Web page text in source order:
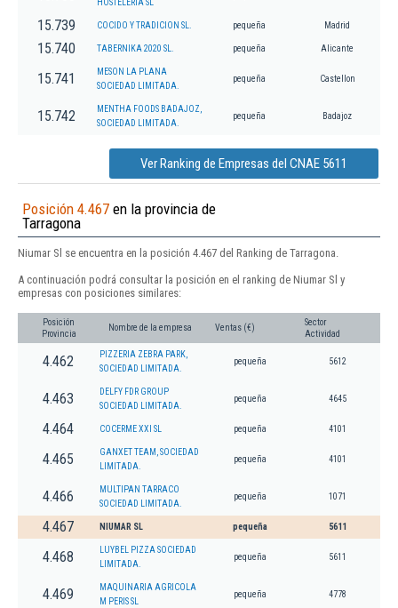
HOSTELERIA SL
15.739 COCIDO Y TRADICION SL. pequeña Madrid
15.740 TABERNIKA 2020 SL. pequeña Alicante
15.741
MESON LA PLANA
SOCIEDAD LIMITADA.
pequeña Castellon
15.742
MENTHA FOODS BADAJOZ,
SOCIEDAD LIMITADA.
pequeña Badajoz
Ver Ranking de Empresas del CNAE 5611
Posición 4.467 en la provincia de
Tarragona
Niumar Sl se encuentra en la posición 4.467 del Ranking de Tarragona.
A continuación podrá consultar la posición en el ranking de Niumar Sl y
empresas con posiciones similares:
Posición
Provincia
Nombre de la empresa Ventas (€)
Sector
Actividad
4.462
PIZZERIA ZEBRA PARK,
SOCIEDAD LIMITADA.
pequeña 5612
4.463
DELFY FDR GROUP
SOCIEDAD LIMITADA.
pequeña 4645
4.464 COCERME XXI SL pequeña 4101
4.465
GANXET TEAM, SOCIEDAD
LIMITADA.
pequeña 4101
4.466
MULTIPAN TARRACO
SOCIEDAD LIMITADA.
pequeña 1071
4.467 NIUMAR SL pequeña 5611
4.468
LUYBEL PIZZA SOCIEDAD
LIMITADA.
pequeña 5611
4.469
MAQUINARIA AGRICOLA
M PERIS SL
pequeña 4778